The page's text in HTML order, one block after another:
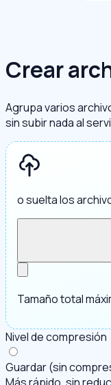
Crear
Agrupa varios
sin subir nada al
o suelta los
Tamaño total
Nivel de compresión
Guardar (sin